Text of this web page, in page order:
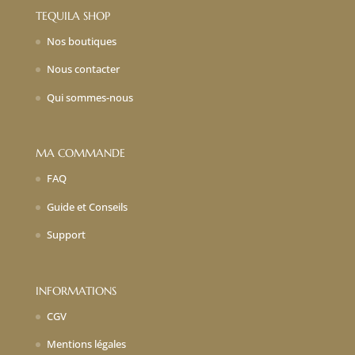
TEQUILA SHOP
Nos boutiques
Nous contacter
Qui sommes-nous
MA COMMANDE
FAQ
Guide et Conseils
Support
INFORMATIONS
CGV
Mentions légales